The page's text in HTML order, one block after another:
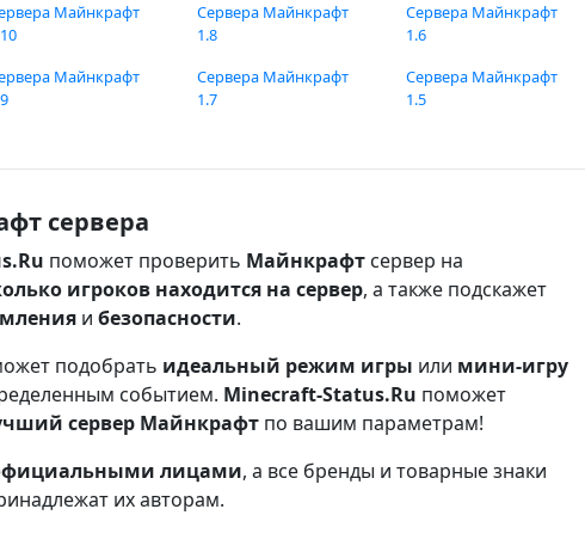
Майнкрафт
Майнкрафт
Сервера Майнкрафт
1.8
Сервера Майнкрафт
1.7
Сервера Майнкрафт
1.6
Сервера Майнкрафт
1.5
сервера
поможет проверить Майнкрафт сервер на
игроков находится на сервер, а также подскажет
и безопасности.
подобрать идеальный режим игры или мини-игру
событием. Minecraft-Status.Ru поможет
сервер Майнкрафт по вашим параметрам!
лицами, а все бренды и товарные знаки
их авторам.